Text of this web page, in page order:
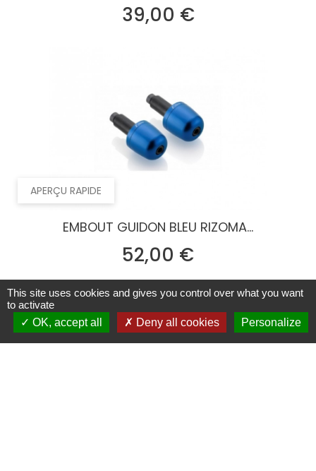
39,00 €Prix
APERÇU RAPIDE
EMBOUT GUIDON BLEU RIZOMA...
52,00 €
This site uses cookies and gives you control over what you want
to activate
OK, accept all
Deny all cookies Personalize